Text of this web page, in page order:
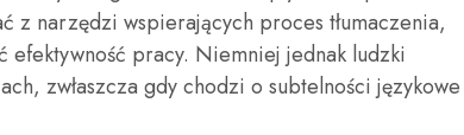
z narzędzi wspierających proces tłumaczenia,
efektywność pracy. Niemniej jednak ludzki
zwłaszcza gdy chodzi o subtelności językowe